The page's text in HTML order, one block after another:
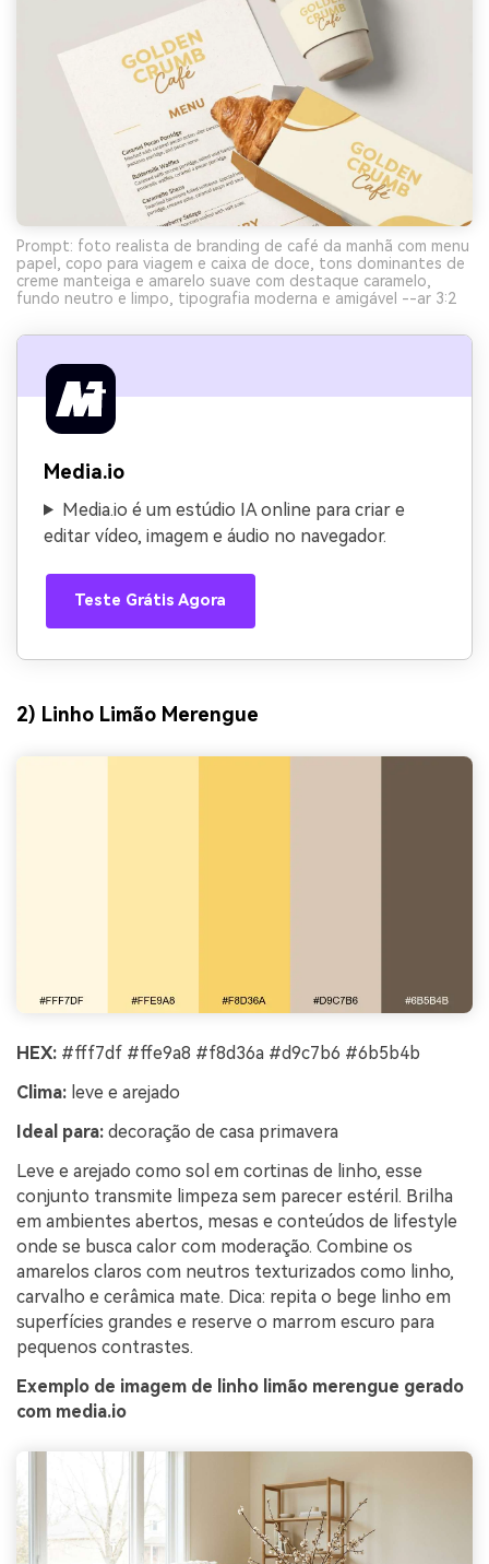
Prompt: foto realista de branding de café da manhã com menu
papel, copo para viagem e caixa de doce, tons dominantes de
creme manteiga e amarelo suave com destaque caramelo,
fundo neutro e limpo, tipografia moderna e amigável --ar 3:2
Media.io
Media.io é um estúdio IA online para criar e
editar vídeo, imagem e áudio no navegador.
Teste Grátis Agora
2) Linho Limão Merengue
HEX: #fff7df #ffe9a8 #f8d36a #d9c7b6 #6b5b4b
Clima: leve e arejado
Ideal para: decoração de casa primavera
Leve e arejado como sol em cortinas de linho, esse
conjunto transmite limpeza sem parecer estéril. Brilha
em ambientes abertos, mesas e conteúdos de lifestyle
onde se busca calor com moderação. Combine os
amarelos claros com neutros texturizados como linho,
carvalho e cerâmica mate. Dica: repita o bege linho em
superfícies grandes e reserve o marrom escuro para
pequenos contrastes.
Exemplo de imagem de linho limão merengue gerado
com media.io